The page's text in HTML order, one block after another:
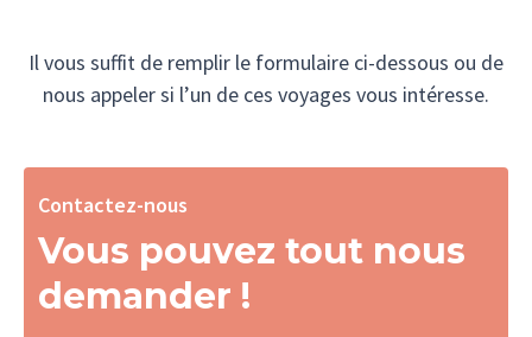
Il vous suffit de remplir le formulaire ci-dessous ou de
nous appeler si l’un de ces voyages vous intéresse.
Contactez-nous
Vous pouvez tout nous
demander !